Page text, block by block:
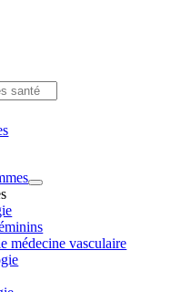
médecine vasculaire